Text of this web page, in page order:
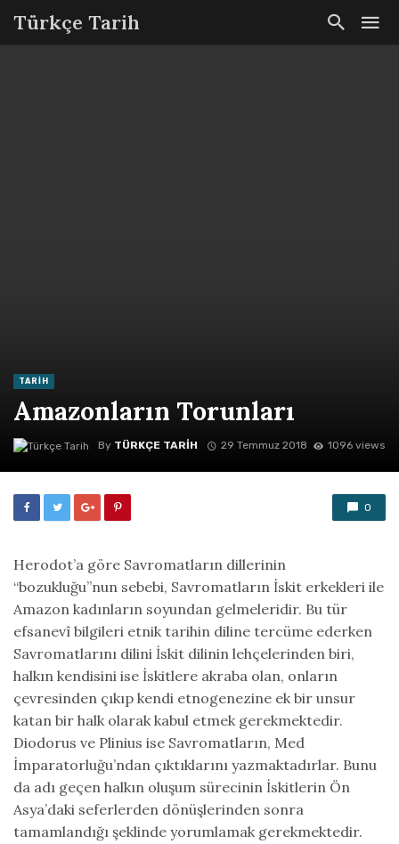
Türkçe Tarih
TARIH
Amazonların Torunları
By TÜRKÇE TARIH 29 Temmuz 2018 1096 views
0
Herodot’a göre Savromatların dillerinin
“bozukluğu”nun sebebi, Savromatların İskit erkekleri ile
Amazon kadınların soyundan gelmeleridir. Bu tür
efsanevî bilgileri etnik tarihin diline tercüme ederken
Savromatlarını dilini İskit dilinin lehçelerinden biri,
halkın kendisini ise İskitlere akraba olan, onların
çevresinden çıkıp kendi etnogenezine ek bir unsur
katan bir halk olarak kabul etmek gerekmektedir.
Diodorus ve Plinius ise Savromatların, Med
İmparatorluğu’ndan çıktıklarını yazmaktadırlar. Bunu
da adı geçen halkın oluşum sürecinin İskitlerin Ön
Asya’daki seferlerden dönüşlerinden sonra
tamamlandığı şeklinde yorumlamak gerekmektedir.